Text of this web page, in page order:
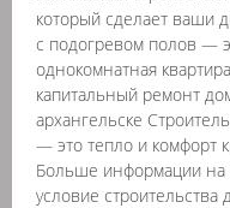
который сделает ваши
с подогревом полов —
однокомнатная
капитальный ремонт
архангельске
— это тепло и комфорт
Больше информации на
условие строительства